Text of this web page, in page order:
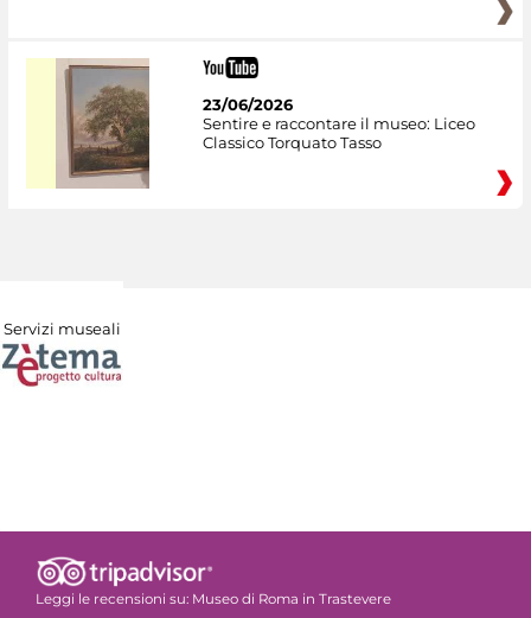
23/06/2026
Sentire e raccontare il museo: Liceo
Classico Torquato Tasso
Servizi museali
Leggi le recensioni su: Museo di Roma in Trastevere